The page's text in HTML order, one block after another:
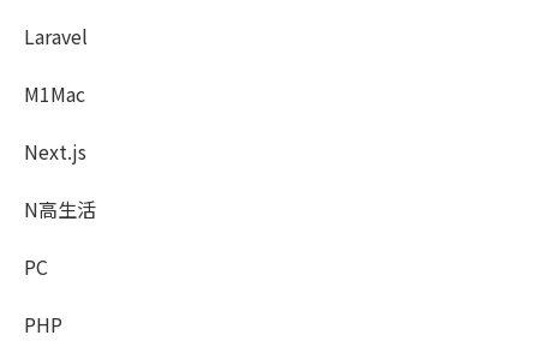
Laravel
M1Mac
Next.js
N高生活
PC
PHP